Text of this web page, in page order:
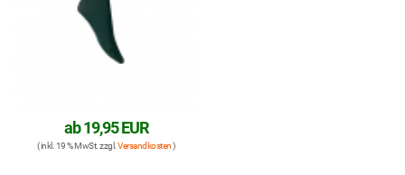
ab19,95 EUR
( inkl. 19 % MwSt. zzgl.Versandkosten )